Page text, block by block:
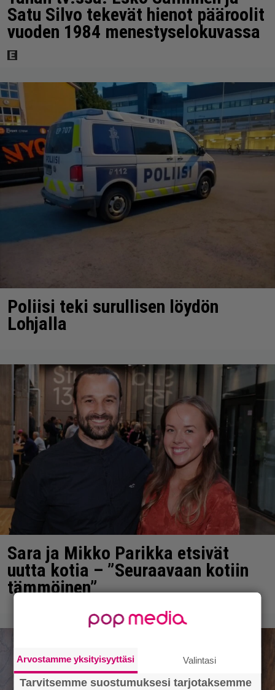
Satu Silvo tekevät hienot pääroolit
vuoden 1984 menestyselokuvassa
Poliisi teki surullisen löydön
Lohjalla
Sara ja Mikko Parikka etsivät
uutta kotia – ”Seuraavaan kotiin
tämmöinen”
Arvostamme yksityisyyttäsi Valintasi
Tarvitsemme suostumuksesi tarjotaksemme